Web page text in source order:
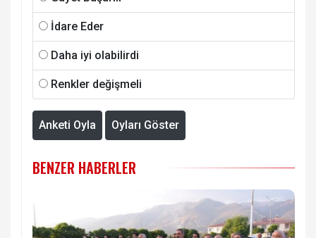
İdare Eder
Daha iyi olabilirdi
Renkler değişmeli
Anketi Oyla Oyları Göster
BENZER HABERLER